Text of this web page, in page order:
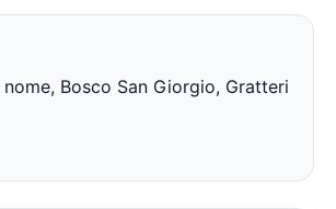
Bosco San Giorgio, Gratteri